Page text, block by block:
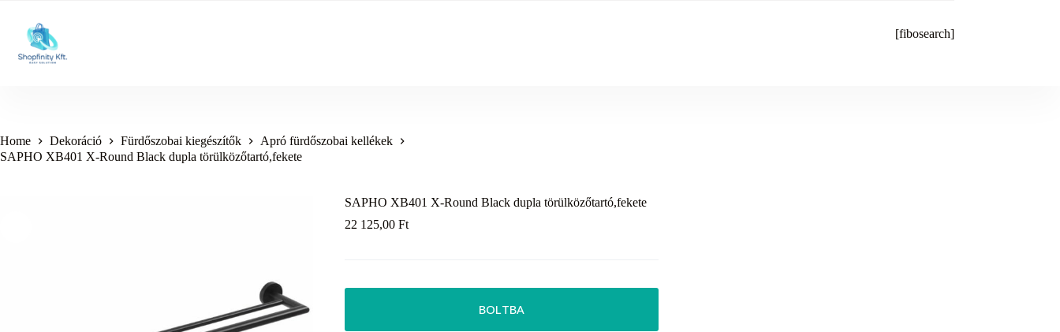
content
[fibosearch]
Home Dekoráció Fürdőszobai kiegészítők
Apró fürdőszobai kellékek
SAPHO XB401 X-Round Black dupla törülközőtartó,fekete
SAPHO XB401 X-Round Black dupla törülközőtartó,fekete
22 125,00Ft
BOLTBA